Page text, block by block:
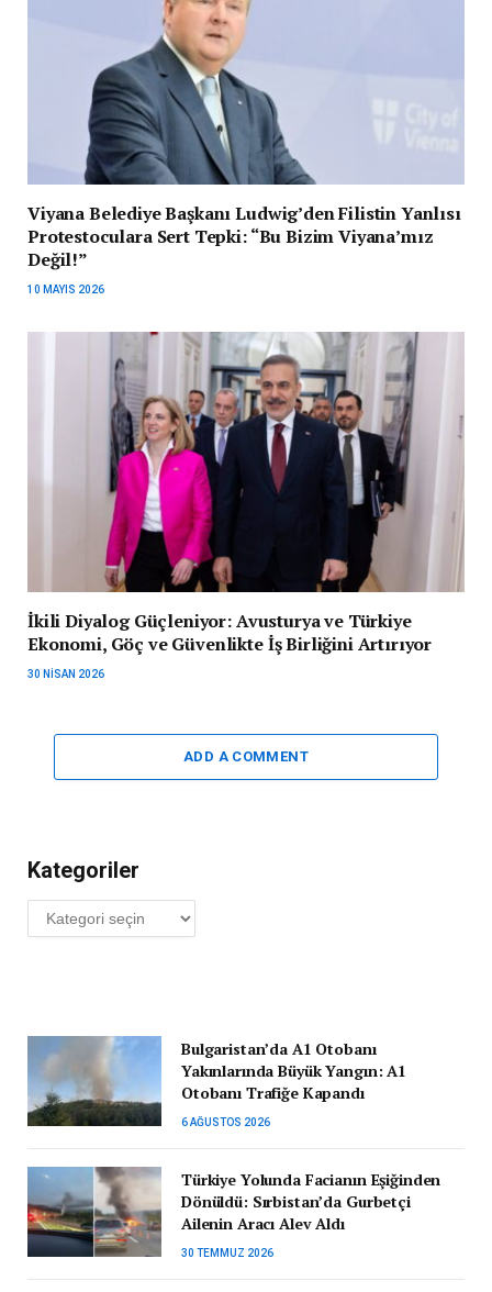
Viyana Belediye Başkanı Ludwig’den Filistin Yanlısı
Protestoculara Sert Tepki: “Bu Bizim Viyana’mız
Değil!”
10 MAYIS 2026
İkili Diyalog Güçleniyor: Avusturya ve Türkiye
Ekonomi, Göç ve Güvenlikte İş Birliğini Artırıyor
30 NISAN 2026
ADD A COMMENT
Kategoriler
Kategoriler
Bulgaristan’da A1 Otobanı
Yakınlarında Büyük Yangın: A1
Otobanı Trafiğe Kapandı
6 AĞUSTOS 2026
Türkiye Yolunda Facianın Eşiğinden
Dönüldü: Sırbistan’da Gurbetçi
Ailenin Aracı Alev Aldı
30 TEMMUZ 2026